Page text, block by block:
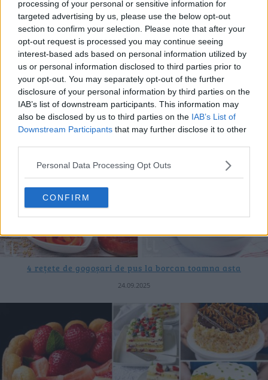
processing of your personal or sensitive information for
targeted advertising by us, please use the below opt-out
section to confirm your selection. Please note that after your
opt-out request is processed you may continue seeing
interest-based ads based on personal information utilized by
us or personal information disclosed to third parties prior to
your opt-out. You may separately opt-out of the further
disclosure of your personal information by third parties on the
IAB’s list of downstream participants. This information may
also be disclosed by us to third parties on the IAB’s List of
Downstream Participants that may further disclose it to other
Personal Data Processing Opt Outs
CONFIRM
10 rețete cu dovlecei de pregătit vara asta
04.08.2026
4 rețete de gogoșari de pus la borcan toamna asta
24.09.2025